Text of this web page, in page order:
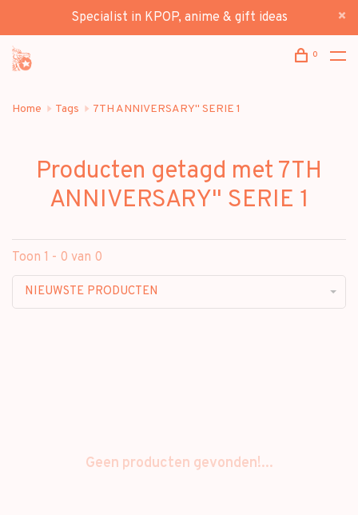
Specialist in KPOP, anime & gift ideas
0
Home Tags 7TH ANNIVERSARY" SERIE 1
Producten getagd met 7TH
ANNIVERSARY" SERIE 1
Toon 1 - 0 van 0
NIEUWSTE PRODUCTEN
Geen producten gevonden!...